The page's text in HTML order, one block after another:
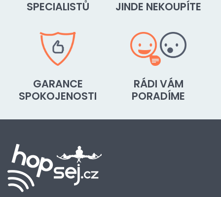
SPECIALISTŮ
JINDE NEKOUPÍTE
GARANCE
SPOKOJENOSTI
RÁDI VÁM
PORADÍME